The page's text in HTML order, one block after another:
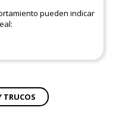
pueden indicar
TRUCOS